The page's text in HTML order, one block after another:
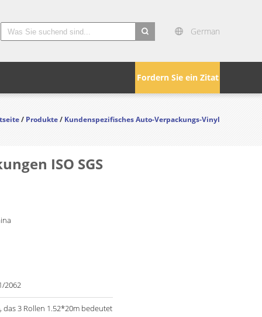
German
Fordern Sie ein Zitat
/Produkte/Kundenspezifisches Auto-Verpackungs-Vinyl
ISO SGS
2062
das 3 Rollen 1.52*20m bedeutet